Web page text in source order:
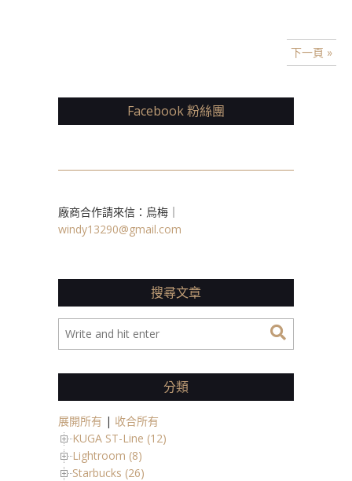
下一頁 »
Facebook 粉絲團
廠商合作請來信：烏梅｜
windy13290@gmail.com
搜尋文章
分類
展開所有 | 收合所有
KUGA ST-Line (12)
Lightroom (8)
Starbucks (26)